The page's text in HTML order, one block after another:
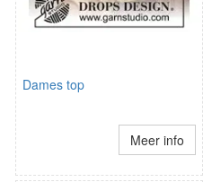
Dames top
Meer info